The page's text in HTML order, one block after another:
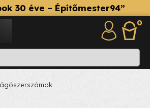
30 éve – Építőmester94”
0